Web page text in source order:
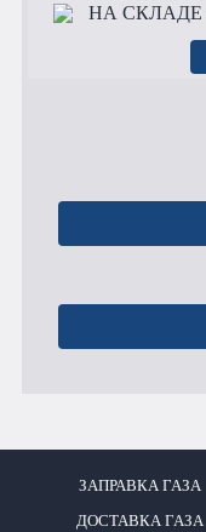
НА СКЛАДЕ
ЗАПРАВКА ГАЗА
ДОСТАВКА ГАЗА